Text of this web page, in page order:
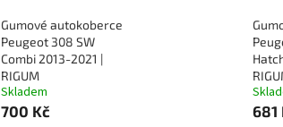
Gumové autokoberce
Peugeot 308 SW
Combi 2013-2021 |
RIGUM
Skladem
700 Kč
681